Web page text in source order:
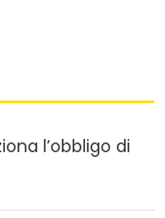
l’obbligo di